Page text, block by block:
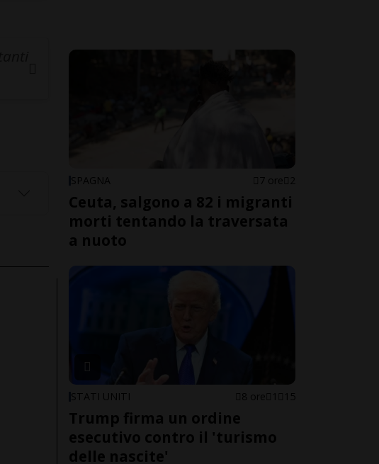
SPAGNA 7 ore 2
Ceuta, salgono a 82 i migranti
morti tentando la traversata
a nuoto
STATI UNITI 8 ore 1 15
Trump firma un ordine
esecutivo contro il 'turismo
delle nascite'